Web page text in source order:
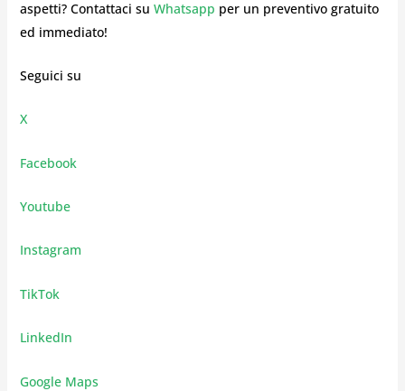
aspetti? Contattaci su Whatsapp per un preventivo gratuito
ed immediato!
Seguici su
X
Facebook
Youtube
Instagram
TikTok
LinkedIn
Google Maps